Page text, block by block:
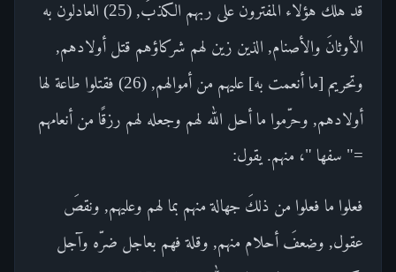
قد هلك هؤلاء المفترون على ربهم الكذبَ, (25) العادلون به
الأوثانَ والأصنام, الذين زين لهم شركاؤهم قتل أولادهم,
وتحريم [ما أنعمت به] عليهم من أموالهم, (26) فقتلوا طاعة لها
أولادهم, وحرّموا ما أحل الله لهم وجعله لهم رزقًا من أنعامهم
=" سفها "، منهم. يقول:
فعلوا ما فعلوا من ذلكَ جهالة منهم بما لهم وعليهم, ونقصَ
عقول, وضعفَ أحلام منهم, وقلة فهم بعاجل ضرّه وآجل